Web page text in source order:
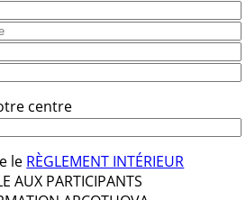
centre
le RÈGLEMENT INTÉRIEUR
AUX PARTICIPANTS